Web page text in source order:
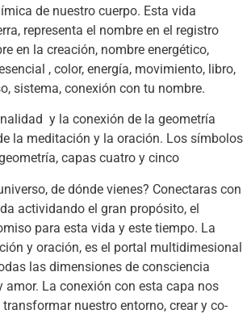
de nuestro cuerpo. Esta vida
representa el nombre en el registro
en la creación, nombre energético,
, color, energía, movimiento, libro,
sistema, conexión con tu nombre.
y la conexión de la geometría
la meditación y la oración. Los símbolos
capas cuatro y cinco
de dónde vienes? Conectaras con
actividando el gran propósito, el
para esta vida y este tiempo. La
y oración, es el portal multidimesional
las dimensiones de consciencia
amor. La conexión con esta capa nos
nuestro entorno, crear y co-